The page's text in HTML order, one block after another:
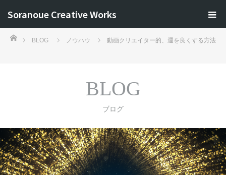
Soranoue Creative Works
ホームBLOG ノウハウ 動画クリエイター的、運を良くする方法
BLOG
ブログ